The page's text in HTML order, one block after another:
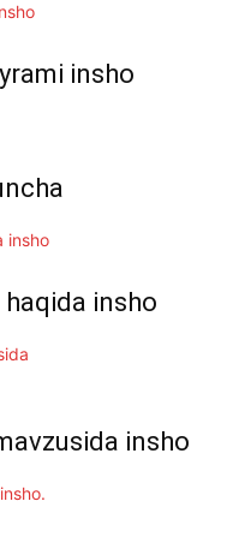
insho
insho
insho